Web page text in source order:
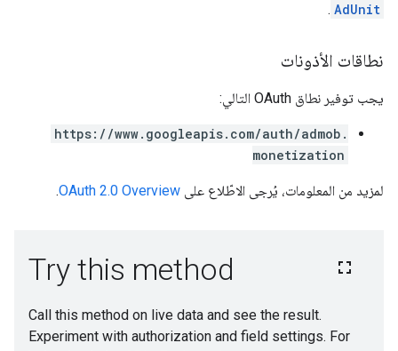
AdUnit
.
نطاقات الأذونات
يجب توفير نطاق OAuth التالي:
https://www.googleapis.com/auth/admob.
monetization
لمزيد من المعلومات، يُرجى الاطّلاع على OAuth 2.0 Overview
.